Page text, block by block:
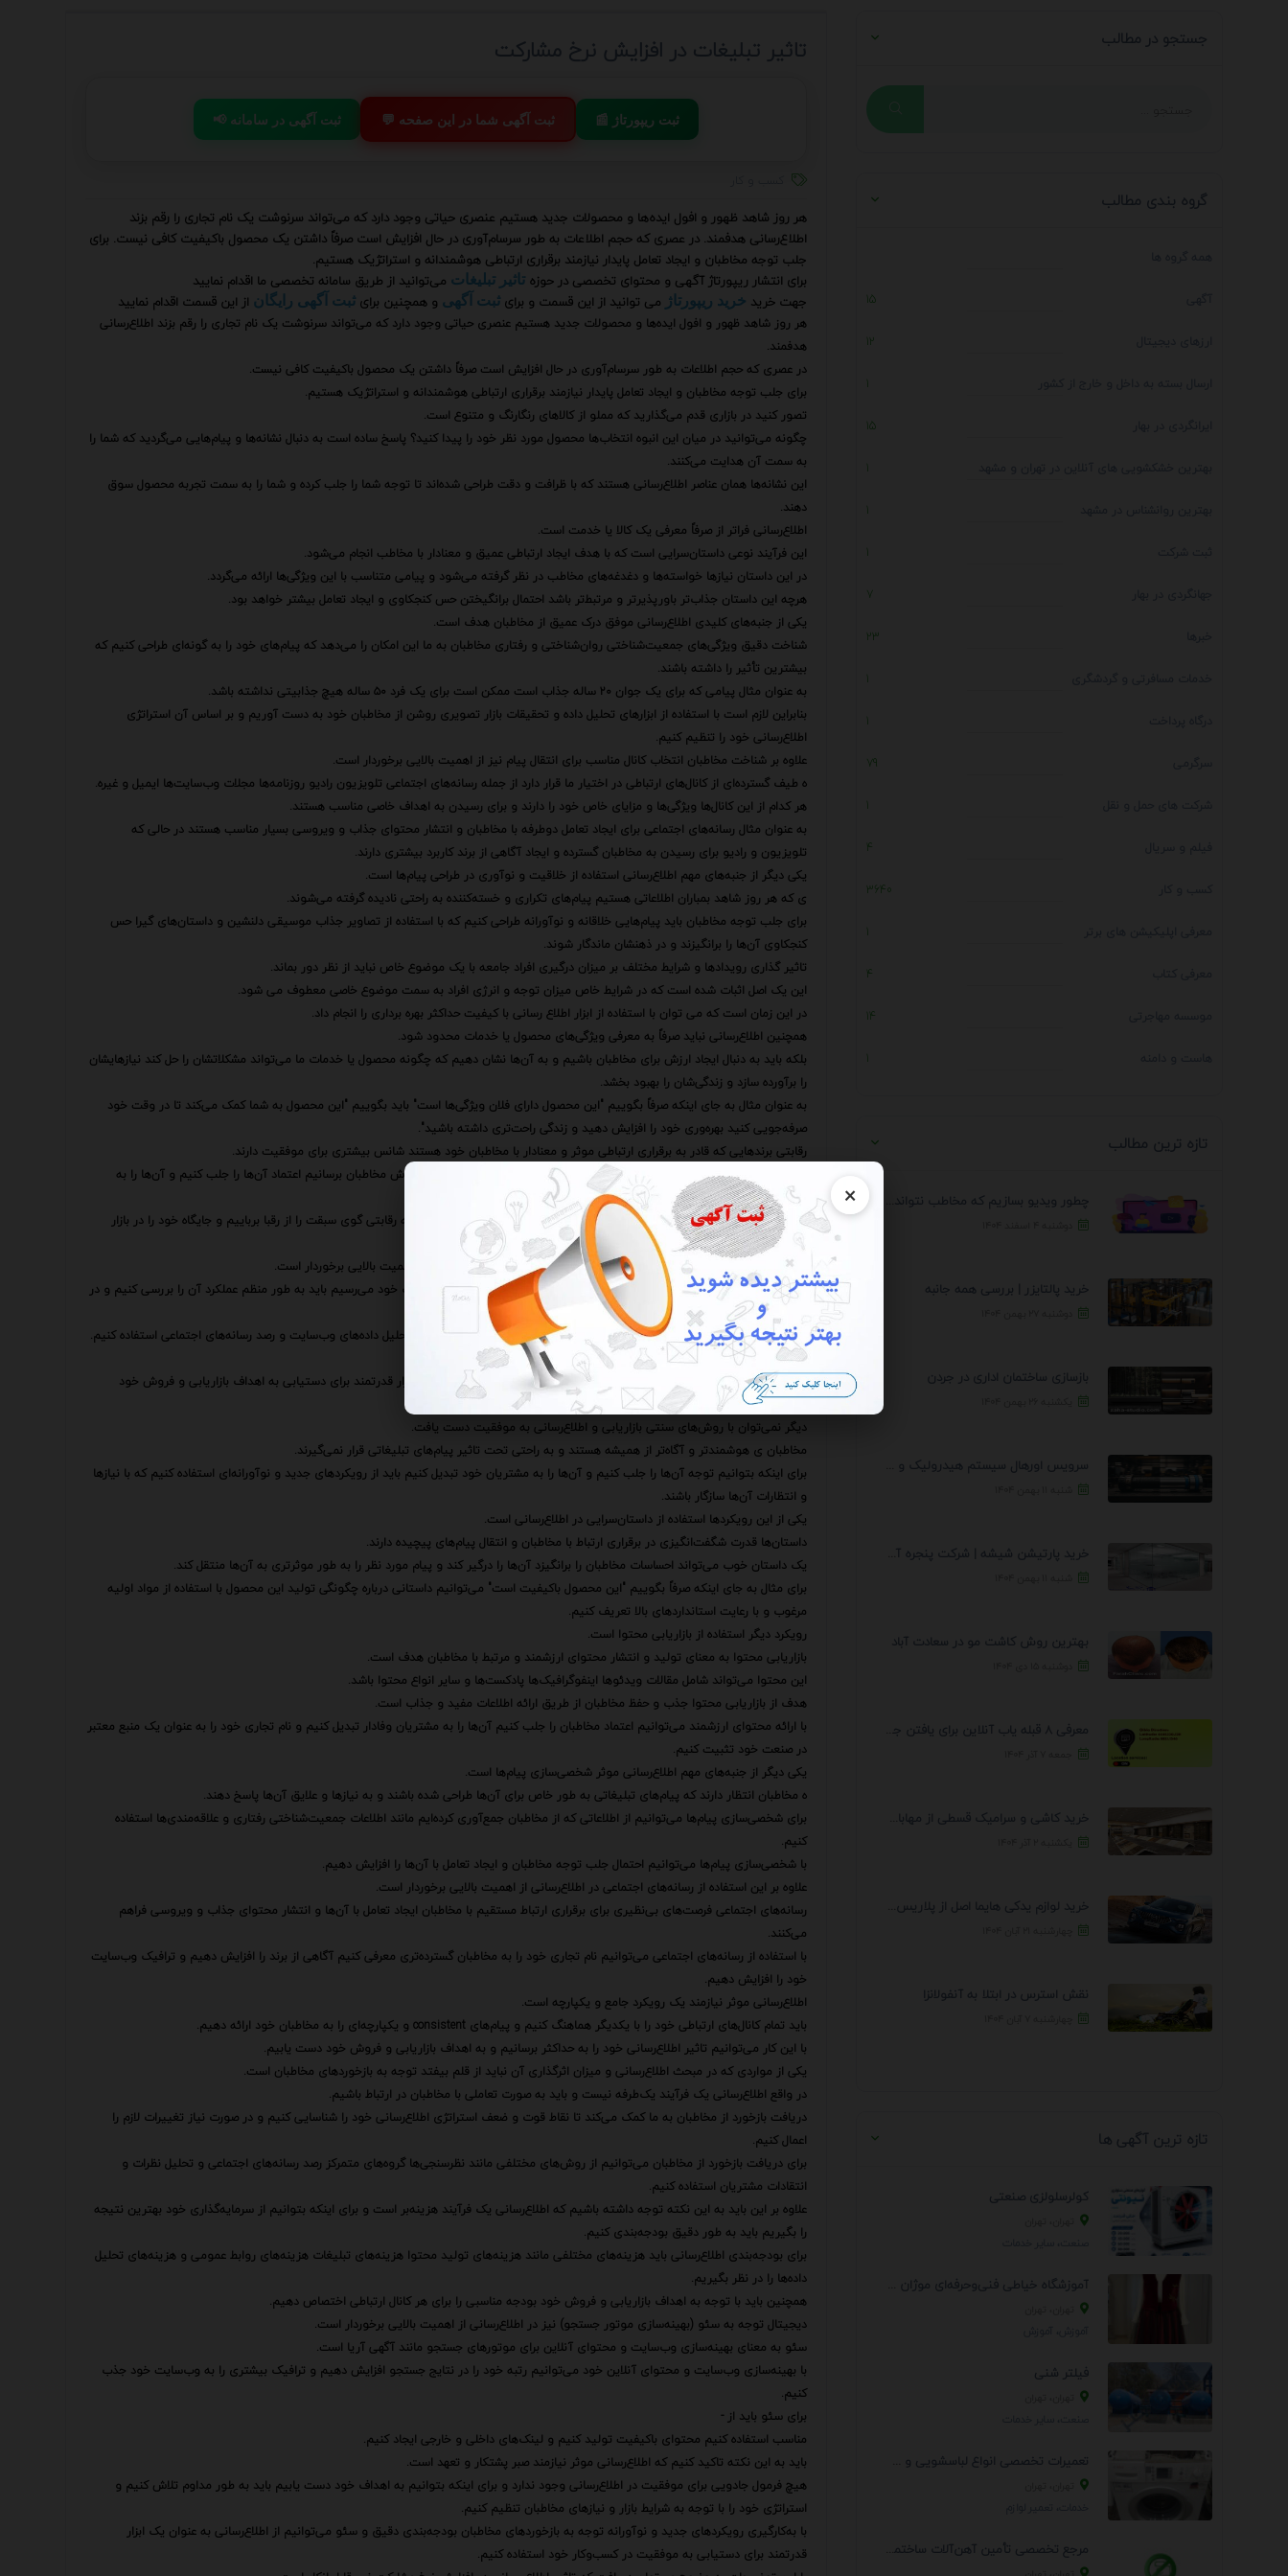
×
تاثیر تبلیغات در افزایش نرخ مشارکت
📢 ثبت آگهی در سامانه 💬 ثبت آگهی شما در این صفحه 📰 ثبت ریپورتاژ
هر روز شاهد ظهور و افول ایده‌ها و محصولات جدید هستیم عنصری حیاتی وجود دارد که می‌تواند سرنوشت یک نام تجاری را رقم بزند
اطلاع‌رسانی هدفمند. در عصری که حجم اطلاعات به طور سرسام‌آوری در حال افزایش است صرفاً داشتن یک محصول باکیفیت کافی نیست. برای
جلب توجه مخاطبان و ایجاد تعامل پایدار نیازمند برقراری ارتباطی هوشمندانه و استراتژیک هستیم.
برای انتشار ریپورتاژ آگهی و محتوای تخصصی در حوزه تاثیر تبلیغات می‌توانید از طریق سامانه تخصصی ما اقدام نمایید
جهت خرید خرید ریپورتاژ می توانید از این قسمت و برای ثبت آگهی و همچنین برای ثبت آگهی رایگان از این قسمت اقدام نمایید
هر روز شاهد ظهور و افول ایده‌ها و محصولات جدید هستیم عنصری حیاتی وجود دارد که می‌تواند سرنوشت یک نام تجاری را رقم بزند اطلاع‌رسانی
هدفمند.
در عصری که حجم اطلاعات به طور سرسام‌آوری در حال افزایش است صرفاً داشتن یک محصول باکیفیت کافی نیست.
برای جلب توجه مخاطبان و ایجاد تعامل پایدار نیازمند برقراری ارتباطی هوشمندانه و استراتژیک هستیم.
تصور کنید در بازاری قدم می‌گذارید که مملو از کالاهای رنگارنگ و متنوع است.
چگونه می‌توانید در میان این انبوه انتخاب‌ها محصول مورد نظر خود را پیدا کنید؟ پاسخ ساده است به دنبال نشانه‌ها و پیام‌هایی می‌گردید که شما را
به سمت آن هدایت می‌کنند.
این نشانه‌ها همان عناصر اطلاع‌رسانی هستند که با ظرافت و دقت طراحی شده‌اند تا توجه شما را جلب کرده و شما را به سمت تجربه محصول سوق
دهند.
اطلاع‌رسانی فراتر از صرفاً معرفی یک کالا یا خدمت است.
این فرآیند نوعی داستان‌سرایی است که با هدف ایجاد ارتباطی عمیق و معنادار با مخاطب انجام می‌شود.
در این داستان نیازها خواسته‌ها و دغدغه‌های مخاطب در نظر گرفته می‌شود و پیامی متناسب با این ویژگی‌ها ارائه می‌گردد.
هرچه این داستان جذاب‌تر باورپذیرتر و مرتبط‌تر باشد احتمال برانگیختن حس کنجکاوی و ایجاد تعامل بیشتر خواهد بود.
یکی از جنبه‌های کلیدی اطلاع‌رسانی موفق درک عمیق از مخاطبان هدف است.
شناخت دقیق ویژگی‌های جمعیت‌شناختی روان‌شناختی و رفتاری مخاطبان به ما این امکان را می‌دهد که پیام‌های خود را به گونه‌ای طراحی کنیم که
بیشترین تأثیر را داشته باشند.
به عنوان مثال پیامی که برای یک جوان ۲۰ ساله جذاب است ممکن است برای یک فرد ۵۰ ساله هیچ جذابیتی نداشته باشد.
بنابراین لازم است با استفاده از ابزارهای تحلیل داده و تحقیقات بازار تصویری روشن از مخاطبان خود به دست آوریم و بر اساس آن استراتژی
اطلاع‌رسانی خود را تنظیم کنیم.
علاوه بر شناخت مخاطبان انتخاب کانال مناسب برای انتقال پیام نیز از اهمیت بالایی برخوردار است.
ه طیف گسترده‌ای از کانال‌های ارتباطی در اختیار ما قرار دارد از جمله رسانه‌های اجتماعی تلویزیون رادیو روزنامه‌ها مجلات وب‌سایت‌ها ایمیل و غیره.
هر کدام از این کانال‌ها ویژگی‌ها و مزایای خاص خود را دارند و برای رسیدن به اهداف خاصی مناسب هستند.
به عنوان مثال رسانه‌های اجتماعی برای ایجاد تعامل دوطرفه با مخاطبان و انتشار محتوای جذاب و ویروسی بسیار مناسب هستند در حالی که
تلویزیون و رادیو برای رسیدن به مخاطبان گسترده و ایجاد آگاهی از برند کاربرد بیشتری دارند.
یکی دیگر از جنبه‌های مهم اطلاع‌رسانی استفاده از خلاقیت و نوآوری در طراحی پیام‌ها است.
ی که هر روز شاهد بمباران اطلاعاتی هستیم پیام‌های تکراری و خسته‌کننده به راحتی نادیده گرفته می‌شوند.
برای جلب توجه مخاطبان باید پیام‌هایی خلاقانه و نوآورانه طراحی کنیم که با استفاده از تصاویر جذاب موسیقی دلنشین و داستان‌های گیرا حس
کنجکاوی آن‌ها را برانگیزند و در ذهنشان ماندگار شوند.
تاثیر گذاری رویدادها و شرایط مختلف بر میزان درگیری افراد جامعه با یک موضوع خاص نباید از نظر دور بماند.
این یک اصل اثبات شده است که در شرایط خاص میزان توجه و انرژی افراد به سمت موضوع خاصی معطوف می شود.
در این زمان است که می توان با استفاده از ابزار اطلاع رسانی با کیفیت حداکثر بهره برداری را انجام داد.
همچنین اطلاع‌رسانی نباید صرفاً به معرفی ویژگی‌های محصول یا خدمات محدود شود.
بلکه باید به دنبال ایجاد ارزش برای مخاطبان باشیم و به آن‌ها نشان دهیم که چگونه محصول یا خدمات ما می‌تواند مشکلاتشان را حل کند نیازهایشان
را برآورده سازد و زندگی‌شان را بهبود بخشد.
به عنوان مثال به جای اینکه صرفاً بگوییم "این محصول دارای فلان ویژگی‌ها است" باید بگوییم "این محصول به شما کمک می‌کند تا در وقت خود
صرفه‌جویی کنید بهره‌وری خود را افزایش دهید و زندگی راحت‌تری داشته باشید".
رقابتی برندهایی که قادر به برقراری ارتباطی موثر و معنادار با مخاطبان خود هستند شانس بیشتری برای موفقیت دارند.
اطلاع‌رسانی ابزاری قدرتمند است که به ما کمک می‌کند تا داستان برند خود را به گوش مخاطبان برسانیم اعتماد آن‌ها را جلب کنیم و آن‌ها را به
مشتریان وفادار تبدیل کنیم.
با استفاده از استراتژی‌های اطلاع‌رسانی هوشمندانه و خلاقانه می‌توانیم در این عرصه رقابتی گوی سبقت را از رقبا برباییم و جایگاه خود را در بازار
تثبیت کنیم.
علاوه بر موارد فوق اندازه‌گیری و ارزیابی اثربخشی فعالیت‌های اطلاع‌رسانی نیز از اهمیت بالایی برخوردار است.
برای اینکه مطمئن شویم استراتژی اطلاع‌رسانی ما به درستی کار می‌کند و به اهداف خود می‌رسیم باید به طور منظم عملکرد آن را بررسی کنیم و در
صورت نیاز تغییرات لازم را اعمال کنیم.
برای این منظور می‌توانیم از ابزارهای مختلفی مانند نظرسنجی‌ها گروه‌های متمرکز تحلیل داده‌های وب‌سایت و رصد رسانه‌های اجتماعی استفاده کنیم.
اطلاع‌رسانی یک فرآیند پویا و مستمر است که نیازمند توجه دقت و خلاقیت است.
با به‌کارگیری استراتژی‌های مناسب و استفاده از ابزارهای کارآمد می‌توانیم از این ابزار قدرتمند برای دستیابی به اهداف بازاریابی و فروش خود
استفاده کنیم و نام تجاری خود را به اوج برسانیم.
دیگر نمی‌توان با روش‌های سنتی بازاریابی و اطلاع‌رسانی به موفقیت دست یافت.
مخاطبان ی هوشمندتر و آگاه‌تر از همیشه هستند و به راحتی تحت تاثیر پیام‌های تبلیغاتی قرار نمی‌گیرند.
برای اینکه بتوانیم توجه آن‌ها را جلب کنیم و آن‌ها را به مشتریان خود تبدیل کنیم باید از رویکردهای جدید و نوآورانه‌ای استفاده کنیم که با نیازها
و انتظارات آن‌ها سازگار باشند.
یکی از این رویکردها استفاده از داستان‌سرایی در اطلاع‌رسانی است.
داستان‌ها قدرت شگفت‌انگیزی در برقراری ارتباط با مخاطبان و انتقال پیام‌های پیچیده دارند.
یک داستان خوب می‌تواند احساسات مخاطبان را برانگیزد آن‌ها را درگیر کند و پیام مورد نظر را به طور موثرتری به آن‌ها منتقل کند.
برای مثال به جای اینکه صرفاً بگوییم "این محصول باکیفیت است" می‌توانیم داستانی درباره چگونگی تولید این محصول با استفاده از مواد اولیه
مرغوب و با رعایت استانداردهای بالا تعریف کنیم.
رویکرد دیگر استفاده از بازاریابی محتوا است.
بازاریابی محتوا به معنای تولید و انتشار محتوای ارزشمند و مرتبط با مخاطبان هدف است.
این محتوا می‌تواند شامل مقالات ویدئوها اینفوگرافیک‌ها پادکست‌ها و سایر انواع محتوا باشد.
هدف از بازاریابی محتوا جذب و حفظ مخاطبان از طریق ارائه اطلاعات مفید و جذاب است.
با ارائه محتوای ارزشمند می‌توانیم اعتماد مخاطبان را جلب کنیم آن‌ها را به مشتریان وفادار تبدیل کنیم و نام تجاری خود را به عنوان یک منبع معتبر
در صنعت خود تثبیت کنیم.
یکی دیگر از جنبه‌های مهم اطلاع‌رسانی موثر شخصی‌سازی پیام‌ها است.
ه مخاطبان انتظار دارند که پیام‌های تبلیغاتی به طور خاص برای آن‌ها طراحی شده باشند و به نیازها و علایق آن‌ها پاسخ دهند.
برای شخصی‌سازی پیام‌ها می‌توانیم از اطلاعاتی که از مخاطبان جمع‌آوری کرده‌ایم مانند اطلاعات جمعیت‌شناختی رفتاری و علاقه‌مندی‌ها استفاده
کنیم.
با شخصی‌سازی پیام‌ها می‌توانیم احتمال جلب توجه مخاطبان و ایجاد تعامل با آن‌ها را افزایش دهیم.
علاوه بر این استفاده از رسانه‌های اجتماعی در اطلاع‌رسانی از اهمیت بالایی برخوردار است.
رسانه‌های اجتماعی فرصت‌های بی‌نظیری برای برقراری ارتباط مستقیم با مخاطبان ایجاد تعامل با آن‌ها و انتشار محتوای جذاب و ویروسی فراهم
می‌کنند.
با استفاده از رسانه‌های اجتماعی می‌توانیم نام تجاری خود را به مخاطبان گسترده‌تری معرفی کنیم آگاهی از برند را افزایش دهیم و ترافیک وب‌سایت
خود را افزایش دهیم.
اطلاع‌رسانی موثر نیازمند یک رویکرد جامع و یکپارچه است.
باید تمام کانال‌های ارتباطی خود را با یکدیگر هماهنگ کنیم و پیام‌های consistent و یکپارچه‌ای را به مخاطبان خود ارائه دهیم.
با این کار می‌توانیم تاثیر اطلاع‌رسانی خود را به حداکثر برسانیم و به اهداف بازاریابی و فروش خود دست یابیم.
یکی از مواردی که در مبحث اطلاع‌رسانی و میزان اثرگذاری آن نباید از قلم بیفتد توجه به بازخوردهای مخاطبان است.
در واقع اطلاع‌رسانی یک فرآیند یک‌طرفه نیست و باید به صورت تعاملی با مخاطبان در ارتباط باشیم.
دریافت بازخورد از مخاطبان به ما کمک می‌کند تا نقاط قوت و ضعف استراتژی اطلاع‌رسانی خود را شناسایی کنیم و در صورت نیاز تغییرات لازم را
اعمال کنیم.
برای دریافت بازخورد از مخاطبان می‌توانیم از روش‌های مختلفی مانند نظرسنجی‌ها گروه‌های متمرکز رصد رسانه‌های اجتماعی و تحلیل نظرات و
انتقادات مشتریان استفاده کنیم.
علاوه بر این باید به این نکته توجه داشته باشیم که اطلاع‌رسانی یک فرآیند هزینه‌بر است و برای اینکه بتوانیم از سرمایه‌گذاری خود بهترین نتیجه
را بگیریم باید به طور دقیق بودجه‌بندی کنیم.
برای بودجه‌بندی اطلاع‌رسانی باید هزینه‌های مختلفی مانند هزینه‌های تولید محتوا هزینه‌های تبلیغات هزینه‌های روابط عمومی و هزینه‌های تحلیل
داده‌ها را در نظر بگیریم.
همچنین باید با توجه به اهداف بازاریابی و فروش خود بودجه مناسبی را برای هر کانال ارتباطی اختصاص دهیم.
دیجیتال توجه به سئو (بهینه‌سازی موتور جستجو) نیز در اطلاع‌رسانی از اهمیت بالایی برخوردار است.
سئو به معنای بهینه‌سازی وب‌سایت و محتوای آنلاین برای موتورهای جستجو مانند آگهی آریا است.
با بهینه‌سازی وب‌سایت و محتوای آنلاین خود می‌توانیم رتبه خود را در نتایج جستجو افزایش دهیم و ترافیک بیشتری را به وب‌سایت خود جذب
کنیم.
برای سئو باید از -
مناسب استفاده کنیم محتوای باکیفیت تولید کنیم و لینک‌های داخلی و خارجی ایجاد کنیم.
باید به این نکته تاکید کنیم که اطلاع‌رسانی موثر نیازمند صبر پشتکار و تعهد است.
هیچ فرمول جادویی برای موفقیت در اطلاع‌رسانی وجود ندارد و برای اینکه بتوانیم به اهداف خود دست یابیم باید به طور مداوم تلاش کنیم و
استراتژی خود را با توجه به شرایط بازار و نیازهای مخاطبان تنظیم کنیم.
با به‌کارگیری رویکردهای جدید و نوآورانه توجه به بازخوردهای مخاطبان بودجه‌بندی دقیق و سئو می‌توانیم از اطلاع‌رسانی به عنوان یک ابزار
قدرتمند برای دستیابی به موفقیت در کسب‌وکار خود استفاده کنیم.
جستجو در مطالب
گروه بندی مطالب
15
12
1
15
1
1
1
7
23
1
1
79
1
4
3640
1
4
14
1
تازه ترین مطالب
خرید پالتایزر | بررسی همه جانبه
بازسازی ساختمان اداری در جردن
خرید پارتیشن شیشه | شرکت پنجره آسمان
بهترین روش کاشت مو در سعادت آباد
معرفی 8 قبله یاب آنلاین برای یافتن جهت انجام ...
نقش استرس در ابتلا به آنفولانزا
تازه ترین آگهی ها
کولرسلولزی صنعتی
فیلتر شنی
مرجع تخصصی تأمین آهن‌آلات ساختمانی و صنعتی